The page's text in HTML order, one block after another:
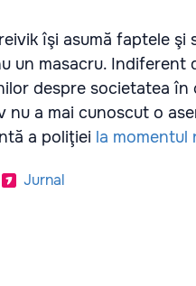
îşi asumă faptele şi
un masacru. Indiferent
despre societatea în
nu a mai cunoscut o
a poliţiei la momentul
Jurnal